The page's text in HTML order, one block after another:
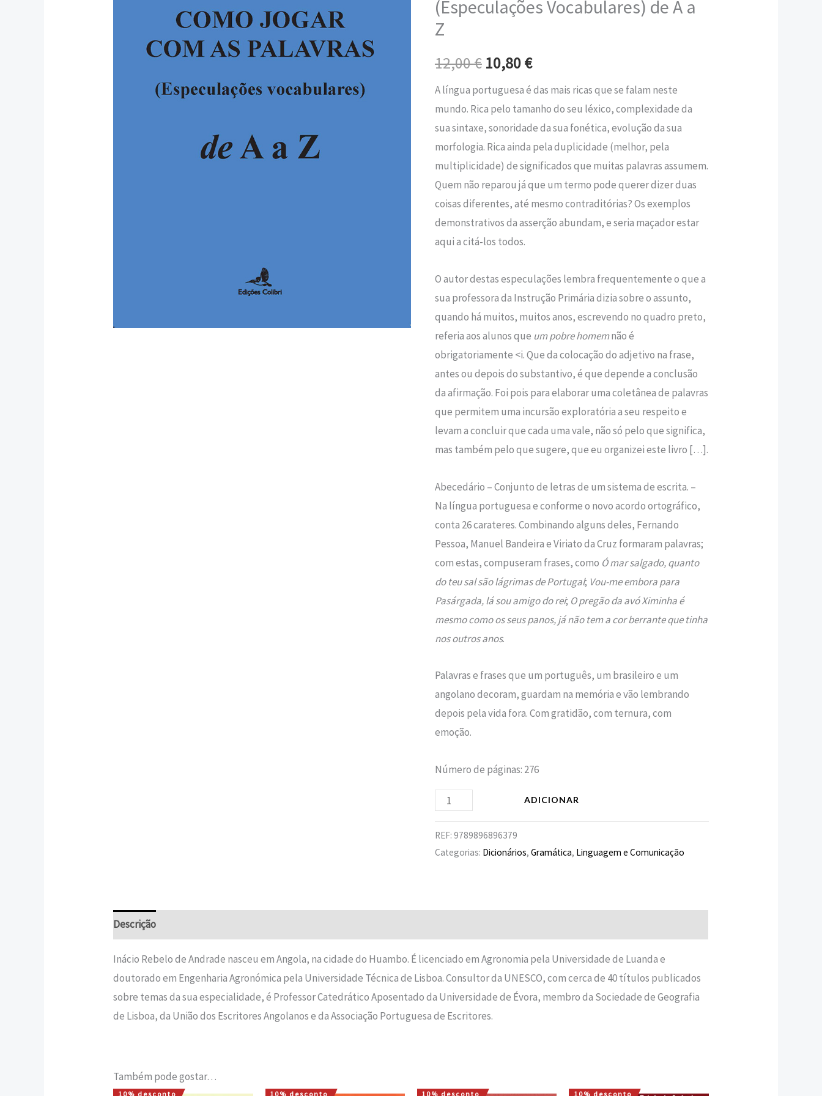
(Especulações Vocabulares) de A a
Z
12,00€
era:
10,80€
é:
A língua portuguesa é das mais ricas que se falam neste
mundo. Rica pelo tamanho do seu léxico, complexidade da
sua sintaxe, sonoridade da sua fonética, evolução da sua
morfologia. Rica ainda pela duplicidade (melhor, pela
multiplicidade) de significados que muitas palavras assumem.
Quem não reparou já que um termo pode querer dizer duas
coisas diferentes, até mesmo contraditórias? Os exemplos
demonstrativos da asserção abundam, e seria maçador estar
aqui a citá-los todos.
O autor destas especulações lembra frequentemente o que a
sua professora da Instrução Primária dizia sobre o assunto,
quando há muitos, muitos anos, escrevendo no quadro preto,
referia aos alunos que um pobre homemnão é
obrigatoriamente <i. Que da colocação do adjetivo na frase,
antes ou depois do substantivo, é que depende a conclusão
da afirmação. Foi pois para elaborar uma coletânea de palavras
que permitem uma incursão exploratória a seu respeito e
levam a concluir que cada uma vale, não só pelo que significa,
mas também pelo que sugere, que eu organizei este livro […].
Abecedário – Conjunto de letras de um sistema de escrita. –
Na língua portuguesa e conforme o novo acordo ortográfico,
conta 26 carateres. Combinando alguns deles, Fernando
Pessoa, Manuel Bandeira e Viriato da Cruz formaram palavras;
com estas, compuseram frases, como Ó mar salgado, quanto
do teu sal são lágrimas de Portugal; Vou-me embora para
Pasárgada, lá sou amigo do rei; O pregão da avó Ximinha é
mesmo como os seus panos, já não tem a cor berrante que tinha
nos outros anos.
Palavras e frases que um português, um brasileiro e um
angolano decoram, guardam na memória e vão lembrando
depois pela vida fora. Com gratidão, com ternura, com
emoção.
Número de páginas: 276
as
Palavras
Vocabulares)
de
A
a
Z
ADICIONAR
REF: 9789896896379
Categorias: Dicionários, Gramática, Linguagem e Comunicação
Descrição
Inácio Rebelo de Andrade nasceu em Angola, na cidade do Huambo. É licenciado em Agronomia pela Universidade de Luanda e
doutorado em Engenharia Agronómica pela Universidade Técnica de Lisboa. Consultor da UNESCO, com cerca de 40 títulos publicados
sobre temas da sua especialidade, é Professor Catedrático Aposentado da Universidade de Évora, membro da Sociedade de Geografia
de Lisboa, da União dos Escritores Angolanos e da Associação Portuguesa de Escritores.
Também pode gostar…
10% desconto 10% desconto 10% desconto 10% desconto